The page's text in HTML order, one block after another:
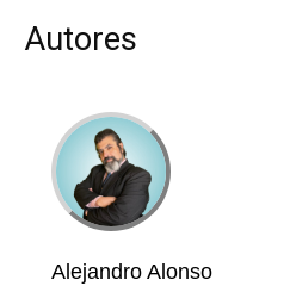
Autores
Alejandro Alonso